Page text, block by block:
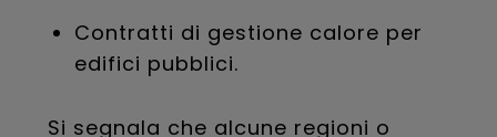
Contratti di gestione calore per
edifici pubblici.
Si segnala che alcune regioni o